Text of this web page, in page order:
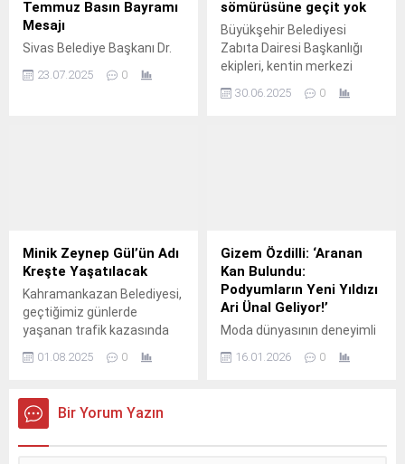
Temmuz Basın Bayramı
Mesajı
Sivas Belediye Başkanı Dr.
23.07.2025 0
sömürüsüne geçit yok
Büyükşehir Belediyesi
Zabıta Dairesi Başkanlığı
ekipleri, kentin merkezi
duygularını sömürerek
30.06.2025 0
Minik Zeynep Gül’ün Adı
Kreşte Yaşatılacak
Kahramankazan Belediyesi,
geçtiğimiz günlerde
yaşanan trafik kazasında
Zeynep Gül’ün adını, eğitim
yaşatma kararı aldı.
01.08.2025 0
Gizem Özdilli: ‘Aranan
Kan Bulundu:
Podyumların Yeni Yıldızı
Ari Ünal Geliyor!’
Moda dünyasının deneyimli
sunucu Gizem Özdilli,
16.01.2026 0
Bir Yorum Yazın